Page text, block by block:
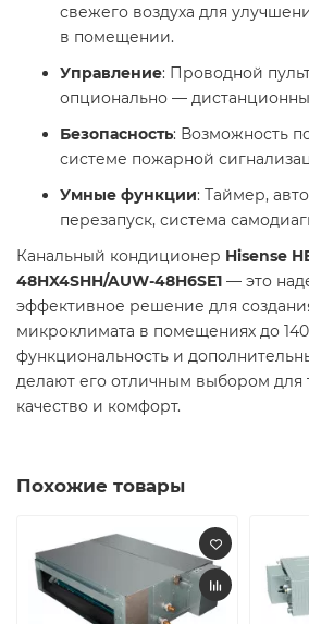
свежего воздуха для
в помещении.
Управление: Проводной
опционально —
Безопасность: Возможность
системе пожарной
Умные функции: Таймер,
перезапуск, система
Канальный кондиционер Hisense
48HX4SHH/AUW-48H6SE1 — это
эффективное решение для
микроклимата в помещениях до
функциональность и
делают его отличным выбором для
качество и комфорт.
Похожие товары